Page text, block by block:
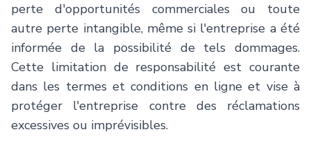
perte d'opportunités commerciales ou toute
autre perte intangible, même si l'entreprise a été
informée de la possibilité de tels dommages.
Cette limitation de responsabilité est courante
dans les termes et conditions en ligne et vise à
protéger l'entreprise contre des réclamations
excessives ou imprévisibles.